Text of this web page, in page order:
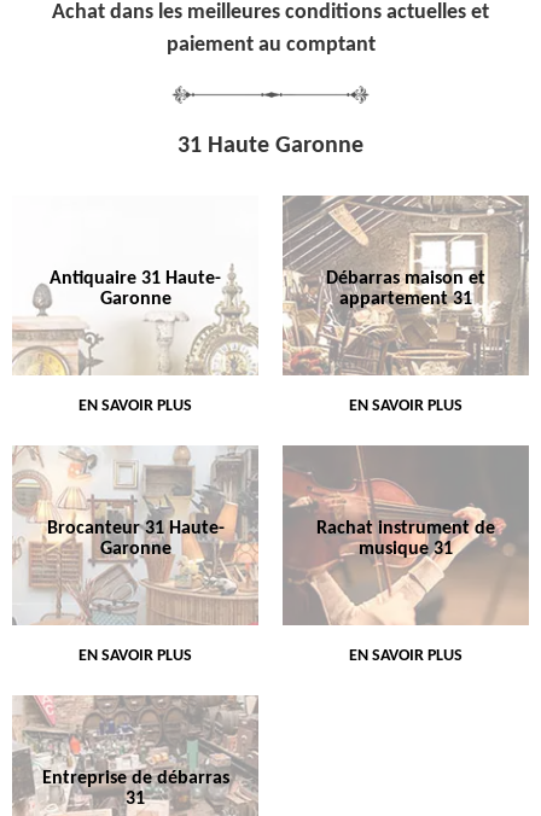
Achat dans les meilleures conditions actuelles et
paiement au comptant
31 Haute Garonne
Antiquaire 31 Haute-
Garonne
EN SAVOIR PLUS
Débarras maison et
appartement 31
EN SAVOIR PLUS
Brocanteur 31 Haute-
Garonne
EN SAVOIR PLUS
Rachat instrument de
musique 31
EN SAVOIR PLUS
Entreprise de débarras
31